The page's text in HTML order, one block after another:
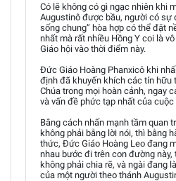
Có lẽ không có gì ngạc nhiên khi
Augustinô được bầu, người có sự
sống chung” hòa hợp có thể đặt
nhất mà rất nhiều Hồng Y coi là
Giáo hội vào thời điểm này.
Đức Giáo Hoàng Phanxicô khi
định đã khuyến khích các tín hữu
Chúa trong mọi hoàn cảnh, ngay
và vấn đề phức tạp nhất của cuộc
Bằng cách nhấn mạnh tầm quan
không phải bằng lời nói, thì bằng
thức, Đức Giáo Hoàng Leo đang
nhau bước đi trên con đường
không phải chia rẽ, và ngài đang
của một người theo thánh